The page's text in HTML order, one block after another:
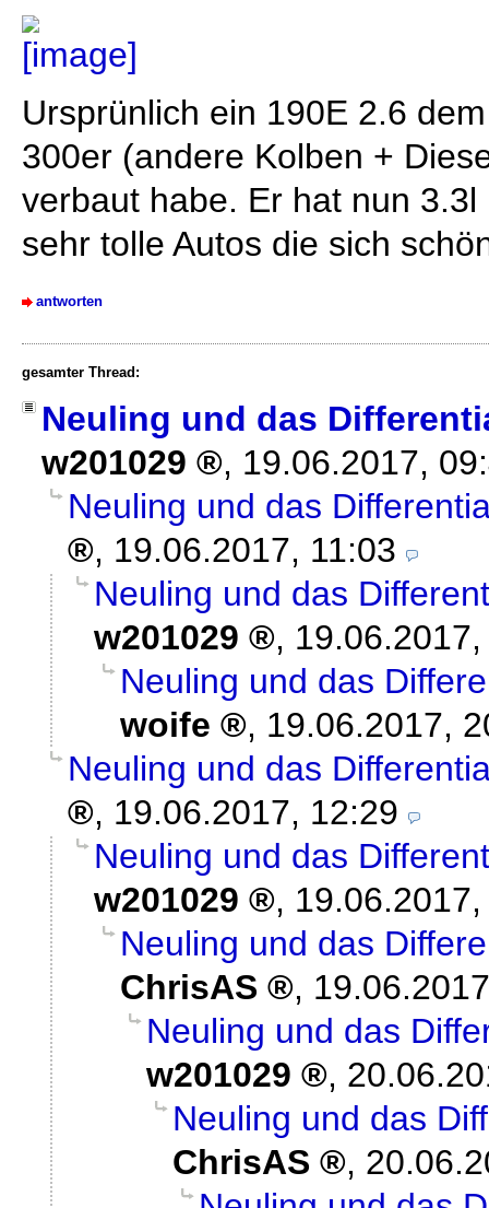
Ursprünlich ein 190E 2.6
300er (andere Kolben +
verbaut habe. Er hat nun
sehr tolle Autos die sich
antworten
gesamter Thread:
Neuling und das
w201029
, 19.06.2017,
Neuling und das
, 19.06.2017, 11:03
Neuling und das
w201029
,
Neuling und das
woife
, 19.06.2017,
Neuling und das
, 19.06.2017, 12:29
Neuling und das
w201029
,
Neuling und das
ChrisAS
,
Neuling und das
w201029
,
Neuling und das
ChrisAS
,